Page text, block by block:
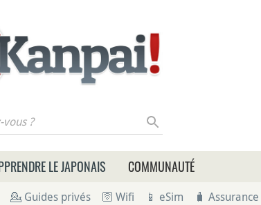
LE JAPONAIS COMMUNAUTÉ
💁 Guides privés 🛜 Wifi 📱 eSim 🧳 Assurance